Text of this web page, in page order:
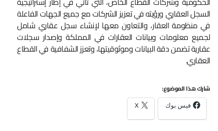
السجل العقاري ورؤيته في تعزيز الشركات مع جميع الجهات الفاعلة
في منظومة العقار، والتعاون معها لإنشاء سجل عقاري شامل
لجميع معلومات وبيانات العقارات في المملكة وإصدار سجلات
عقارية تضمن دقة البيانات وموثوقيتها، وتعزز الشفافية في القطاع
العقاري.
شارك هذا الموضوع:
فيس بوك X